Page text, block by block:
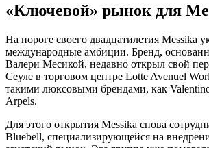
«Ключевой» рынок для
На пороге своего двадцатилетия Messika
международные амбиции. Бренд,
Валери Месикой, недавно открыл свой
Сеуле в торговом центре Lotte Avenuel
такими люксовыми брендами, как
Arpels.
Для этого открытия Messika снова
Bluebell, специализирующейся на